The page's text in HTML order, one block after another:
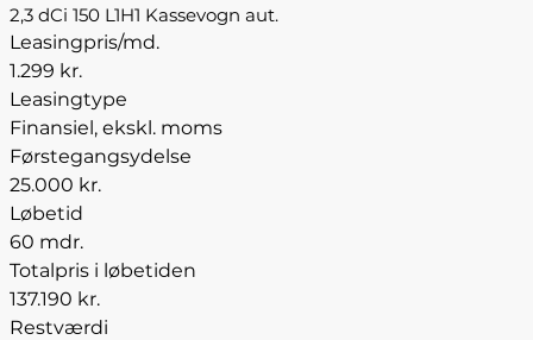
2,3 dCi 150 L1H1 Kassevogn aut.
Leasingpris/md.
1.299 kr.
Leasingtype
Finansiel, ekskl. moms
Førstegangsydelse
25.000 kr.
Løbetid
60 mdr.
Totalpris i løbetiden
137.190 kr.
Restværdi